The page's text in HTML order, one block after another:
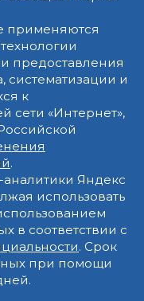
применяются
предоставления
и
к
сети «Интернет»,
.
Яндекс
использовать
в соответствии с
. Срок
при помощи